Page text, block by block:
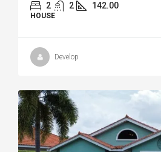
2 2 142.00
HOUSE
Develop